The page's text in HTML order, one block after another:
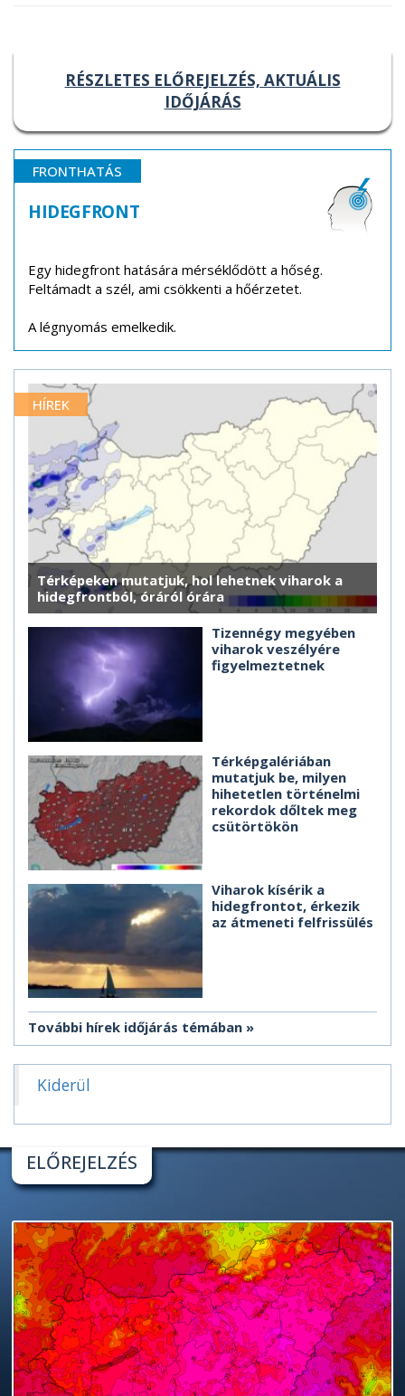
RÉSZLETES ELŐREJELZÉS, AKTUÁLIS
IDŐJÁRÁS
FRONTHATÁS
HIDEGFRONT
Egy hidegfront hatására mérséklődött a hőség.
Feltámadt a szél, ami csökkenti a hőérzetet.
A légnyomás emelkedik.
HÍREK
Térképeken mutatjuk, hol lehetnek viharok a
hidegfrontból, óráról órára
Tizennégy megyében
viharok veszélyére
figyelmeztetnek
Térképgalériában
mutatjuk be, milyen
hihetetlen történelmi
rekordok dőltek meg
csütörtökön
Viharok kísérik a
hidegfrontot, érkezik
az átmeneti felfrissülés
További hírek időjárás témában
Kiderül
ELŐREJELZÉS